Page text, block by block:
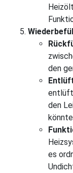
den
den
es